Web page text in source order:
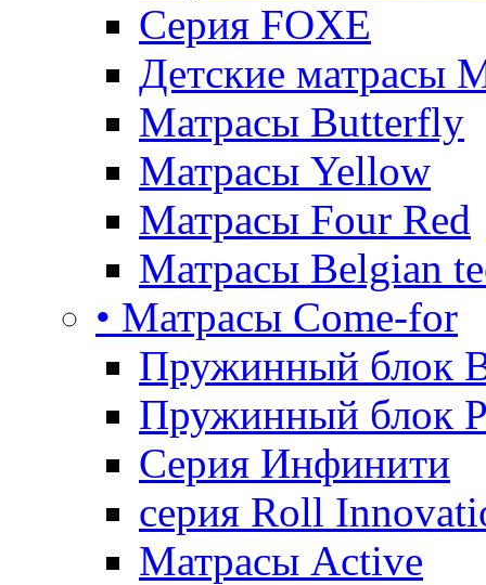
Серия FOXE
Детские матрасы
Матрасы Butterfly
Матрасы Yellow
Матрасы Four Red
Матрасы Belgian
• Матрасы Come-for
Пружинный блок
Пружинный блок
Серия Инфинити
серия Roll
Матрасы Active